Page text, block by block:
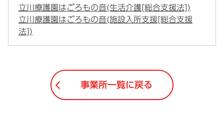
立川療護園はごろもの音(生活介護[総合支援法])
立川療護園はごろもの音(施設入所支援[総合支援
法])
事業所一覧に戻る